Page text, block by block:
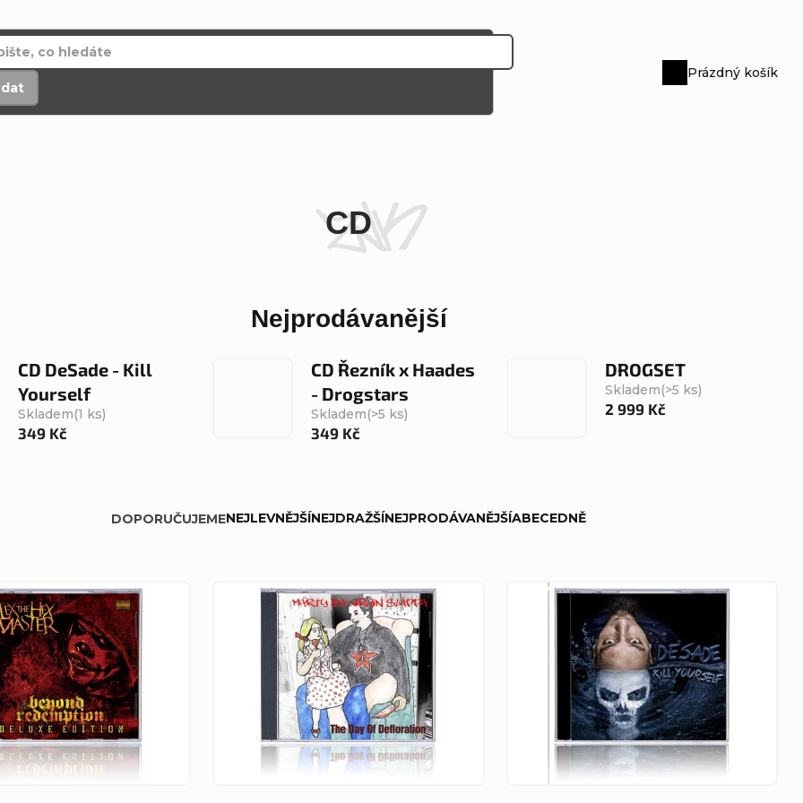
Nákupní
Prázdný košík
CD
Nejprodávanější
CD DeSade - Kill
Yourself
Skladem(1 ks)
349 Kč
CD Řezník x Haades
- Drogstars
Skladem(>5 ks)
349 Kč
DROGSET
Skladem(>5 ks)
2 999 Kč
DOPORUČUJEMENEJLEVNĚJŠÍNEJDRAŽŠÍNEJPRODÁVANĚJŠÍABECEDNĚ